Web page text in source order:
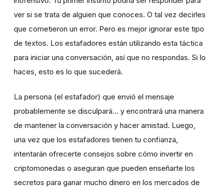
ver si se trata de alguien que conoces. O tal vez decirles
que cometieron un error. Pero es mejor ignorar este tipo
de textos. Los estafadores están utilizando esta táctica
para iniciar una conversación, así que no respondas. Si lo
haces, esto es lo que sucederá.
La persona (el estafador) que envió el mensaje
probablemente se disculpará... y encontrará una manera
de mantener la conversación y hacer amistad. Luego,
una vez que los estafadores tienen tu confianza,
intentarán ofrecerte consejos sobre cómo invertir en
criptomonedas o aseguran que pueden enseñarte los
secretos para ganar mucho dinero en los mercados de